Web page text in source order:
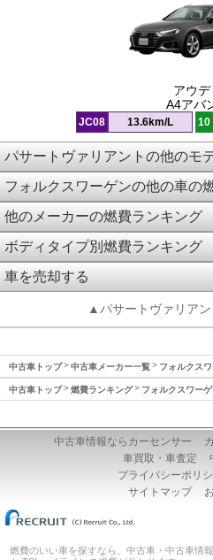
アウデ
A4アバ
JC08 13.6km/L 10
パサートヴァリアントの他のモ
フォルクスワーゲンの他の車の
他のメーカーの燃費ランキング
ボディタイプ別燃費ランキング
車を売却する
▲パサートヴァリア
中古車トップ 中古車メーカー一覧 フォルクス
中古車トップ 燃費ランキング フォルクスワー
中古車情報ならカーセンサー
車買取・車査定
プライバシーポリ
サイトマップ
燃費のいい車を探すなら、中古車・中古車情